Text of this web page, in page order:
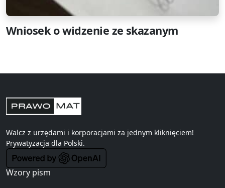
Wniosek o widzenie ze skazanym
Walcz z urzędami i korporacjami za jednym kliknięciem!
Prywatyzacja dla Polski.
Wzory pism